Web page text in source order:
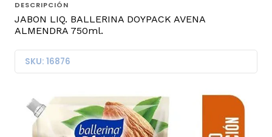
DESCRIPCIÓN
JABON LIQ. BALLERINA DOYPACK AVENA
ALMENDRA 750ml.
SKU: 16876